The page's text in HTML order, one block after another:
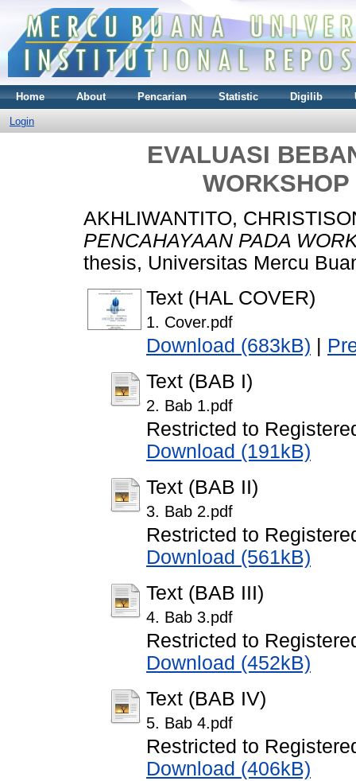
Home About Pencarian Statistic Digilib
Login
EVALUASI
AKHLIWANTITO,
PENCAHAYAAN PADA
thesis, Universitas Mercu
Text (HAL COVER)
1. Cover.pdf
Download (683kB)
Text (BAB I)
2. Bab 1.pdf
Restricted to
Download (191kB)
Text (BAB II)
3. Bab 2.pdf
Restricted to
Download (561kB)
Text (BAB III)
4. Bab 3.pdf
Restricted to
Download (452kB)
Text (BAB IV)
5. Bab 4.pdf
Restricted to
Download (406kB)